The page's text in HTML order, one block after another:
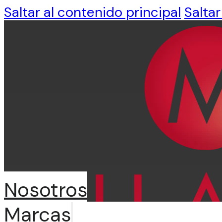
Saltar al contenido principal
Nosotros
Marcas